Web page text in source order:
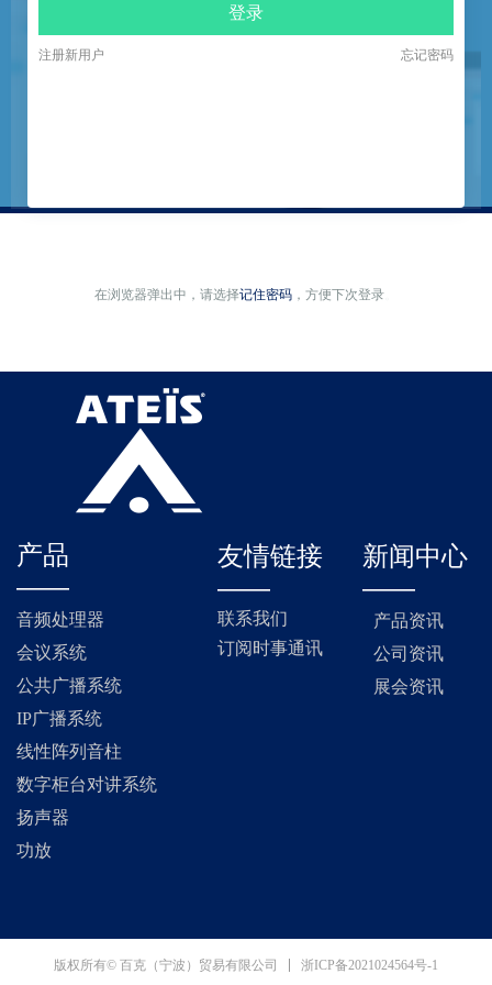
在浏览器弹出中，请选择记住密码 ，方便下次登录
登录
忘记密码
注册新用户
友情链接
——
联系我们
订阅时事通讯
音频处理器
会议系统
公共广播系统
IP广播系统
线性阵列音柱
数字柜台对讲系统
扬声器
功放
产品
——
新闻中心
——
产品资讯
公司资讯
展会资讯
版权所有© 百克（宁波）贸易有限公司 浙ICP备2021024564号-1